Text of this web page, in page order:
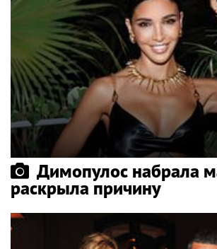
Димопулос набрала
раскрыла причину